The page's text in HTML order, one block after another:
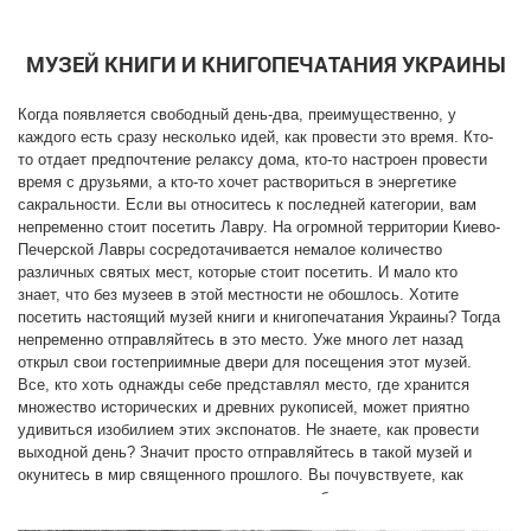
Боковой фасад здания Музея книги и
книгопечатания. 2015 год
В последние два десятилетия Музей пополняется
изданиями периода национального пробуждения
Украины 1917–1920 годов; советской украинизации
1920–1930-х годов, эпохи Расстрелянного
возрождения; времени "хрущевской оттепели" 1960-
х, самиздатом 1970-х. Еще один раздел экспозиции
посвящен основным этапам изготовления книги —
от написания текста до выхода в тираж. В Музее
регулярно проводятся разнообразные мастер-
классы, выставки, конференции и другие культурные
мероприятия.
Аудио экскурсия Почтовая площадь
София Киевская
МУЗЕЙ КНИГИ И КНИГОПЕЧАТАНИЯ УКРАИНЫ
Когда появляется свободный день-два, преимущественно, у
каждого есть сразу несколько идей, как провести это время. Кто-
то отдает предпочтение релаксу дома, кто-то настроен провести
время с друзьями, а кто-то хочет раствориться в энергетике
сакральности. Если вы относитесь к последней категории, вам
непременно стоит посетить Лавру. На огромной территории Киево-
Печерской Лавры сосредотачивается немалое количество
различных святых мест, которые стоит посетить. И мало кто
знает, что без музеев в этой местности не обошлось. Хотите
посетить настоящий музей книги и книгопечатания Украины? Тогда
непременно отправляйтесь в это место. Уже много лет назад
открыл свои гостеприимные двери для посещения этот музей.
Все, кто хоть однажды себе представлял место, где хранится
множество исторических и древних рукописей, может приятно
удивиться изобилием этих экспонатов. Не знаете, как провести
выходной день? Значит просто отправляйтесь в такой музей и
окунитесь в мир священного прошлого. Вы почувствуете, как
пахнет прошлое, которое запечатлено на бумаге.